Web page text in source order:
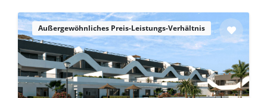
Außergewöhnliches Preis-Leistungs-Verhältnis